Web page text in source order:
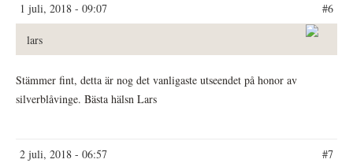
1 juli, 2018 - 09:07 #6
lars
Stämmer fint, detta är nog det vanligaste utseendet på honor av
silverblåvinge. Bästa hälsn Lars
2 juli, 2018 - 06:57 #7